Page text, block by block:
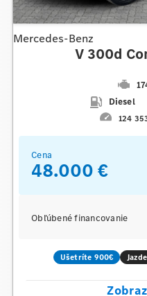
Mercedes-Benz
V 300d
Diesel
124
Cena
48.000 €
Obľúbené financovanie
Ušetríte 900€